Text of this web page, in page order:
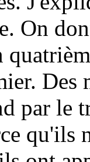
On
Des
par le
qu'ils